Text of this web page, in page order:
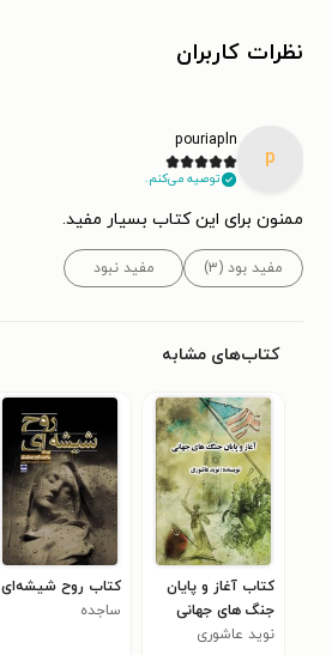
نظرات کاربران
p
pouriapln
توصیه می‌کنم.
ممنون برای این کتاب بسیار مفید.
مفید بود (۳) مفید نبود
کتاب‌های مشابه
کتاب آغاز و پایان
جنگ های جهانی
نوید عاشوری
کتاب روح شیشه‌ای
ساجده